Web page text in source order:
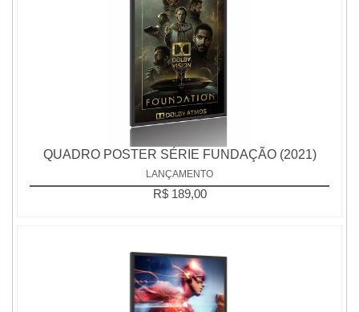
QUADRO POSTER SÉRIE FUNDAÇÃO (2021)
LANÇAMENTO
R$ 189,00